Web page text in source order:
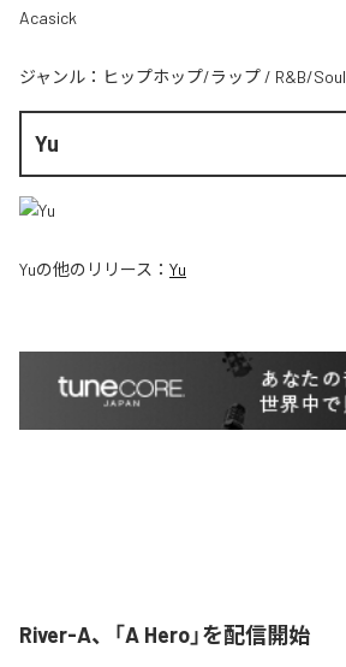
Acasick
ジャンル： ヒップホップ/ラップ / R&B/Soul
Yu
Yuの他のリリース： Yu
River-A、「A Hero」を配信開始